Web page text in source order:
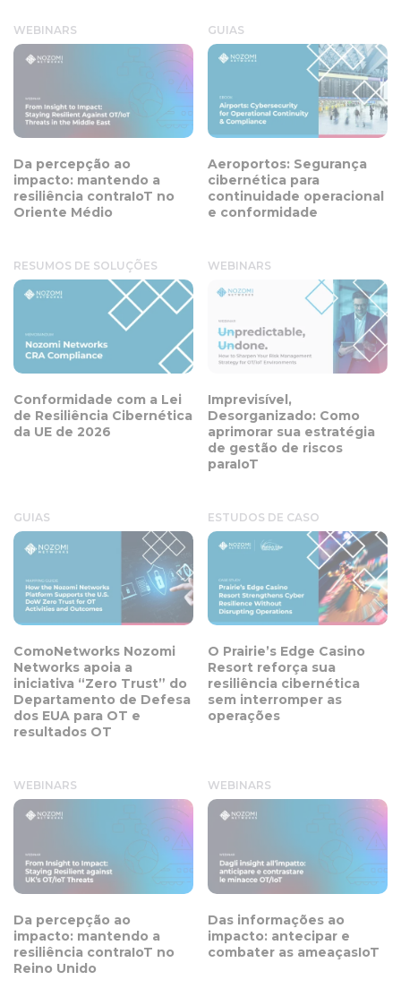
WEBINARS
Da percepção ao
impacto: mantendo a
resiliência contraIoT no
Oriente Médio
GUIAS
Aeroportos: Segurança
cibernética para
continuidade operacional
e conformidade
RESUMOS DE SOLUÇÕES
Conformidade com a Lei
de Resiliência Cibernética
da UE de 2026
WEBINARS
Imprevisível,
Desorganizado: Como
aprimorar sua estratégia
de gestão de riscos
paraIoT
GUIAS
ComoNetworks Nozomi
Networks apoia a
iniciativa “Zero Trust” do
Departamento de Defesa
dos EUA para OT e
resultados OT
ESTUDOS DE CASO
O Prairie’s Edge Casino
Resort reforça sua
resiliência cibernética
sem interromper as
operações
WEBINARS
Da percepção ao
impacto: mantendo a
resiliência contraIoT no
Reino Unido
WEBINARS
Das informações ao
impacto: antecipar e
combater as ameaçasIoT